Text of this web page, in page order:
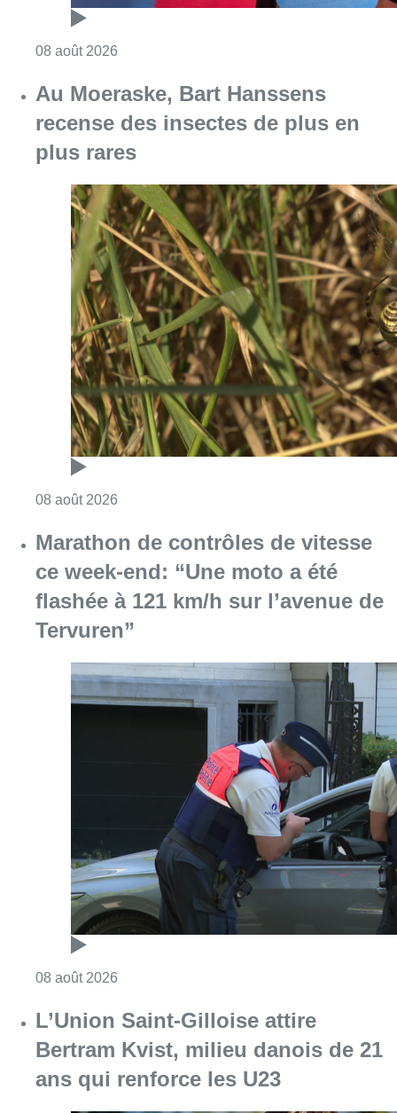
08 août 2026Consulter l'article "Au Moeraske, Bart
Marathon de contrôles de vitesse
ce week-end: “Une moto a été
flashée à 121 km/h sur l’avenue de
Tervuren”
Consulter l'article "Marathon de contrôles
L’Union Saint-Gilloise attire
Bertram Kvist, milieu danois de 21
ans qui renforce les U23